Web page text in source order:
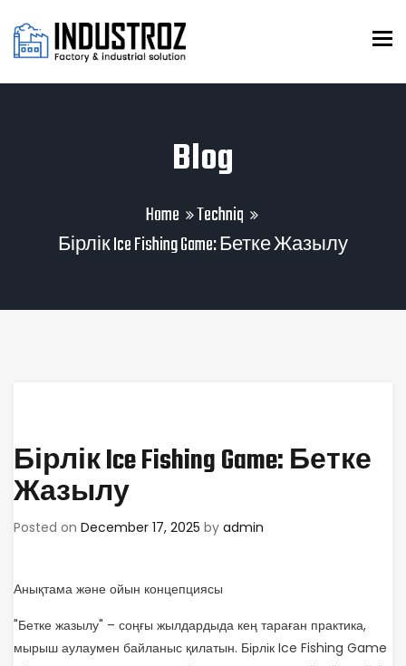
Blog
Home
Techniq
Бірлік Ice Fishing Game: Бетке Жазылу
Бірлік Ice Fishing Game: Бетке
Жазылу
Posted on December 17, 2025 by admin
Анықтама және ойын концепциясы
"Бетке жазылу" – соңғы жылдардыда кең тараған практика,
мырыш аулаумен байланыс қилатын. Бірлік Ice Fishing Game